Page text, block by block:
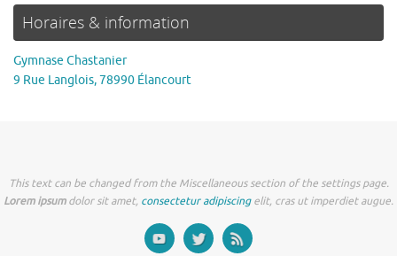
Horaires & information
Gymnase Chastanier
9 Rue Langlois, 78990 Élancourt
This text can be changed from the Miscellaneous section of the settings page.
Lorem ipsumdolor sit amet, consectetur adipiscingelit, cras ut imperdiet augue.